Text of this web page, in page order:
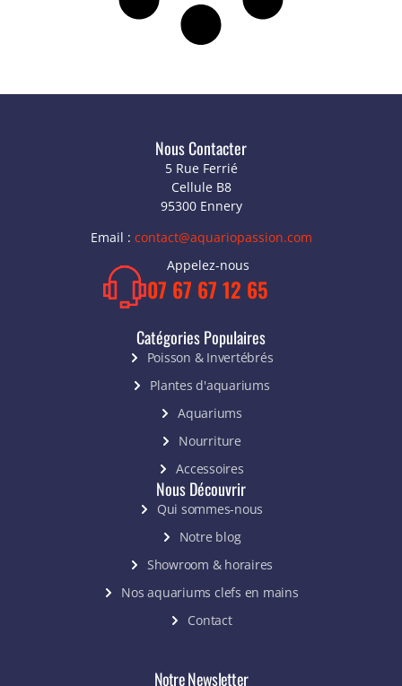
Nous Contacter
5 Rue Ferrié
Cellule B8
95300 Ennery
Email : contact@aquariopassion.com
Appelez-nous
07 67 67 12 65
Catégories Populaires
Poisson & Invertébrés
Plantes d'aquariums
Aquariums
Nourriture
Accessoires
Nous Découvrir
Qui sommes-nous
Notre blog
Showroom & horaires
Nos aquariums clefs en mains
Contact
Notre Newsletter